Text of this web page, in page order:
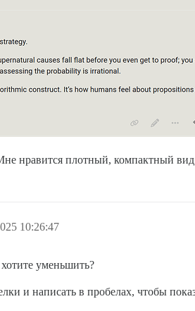
нравится плотный, компактный
10:26:47
уменьшить?
и написать в пробелах, чтобы